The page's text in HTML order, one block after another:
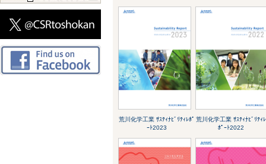
荒川化学工業 ｻｽﾃｨﾅﾋﾞﾘﾃｨﾚﾎﾟ
ｰﾄ2023
荒川化学工業 ｻｽﾃｨﾅﾋﾞﾘﾃｨﾚ
ﾎﾟｰﾄ2022